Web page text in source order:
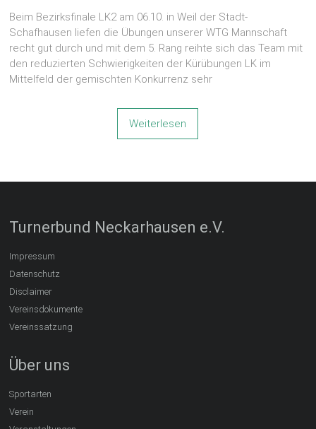
Beim Bezirksfinale LK2 am 06.10. in Weil der Stadt-
Schafhausen liefen die Übungen unserer WTG Mannschaft
recht gut durch und mit dem 5. Rang reihte sich das Team mit
den reduzierten Schwierigkeiten der Kürübungen LK im
Mittelfeld der gemischten Konkurrenz sehr
Weiterlesen
Turnerbund Neckarhausen e.V.
Impressum
Datenschutz
Disclaimer
Vereinsdokumente
Vereinssatzung
Über uns
Sportarten
Verein